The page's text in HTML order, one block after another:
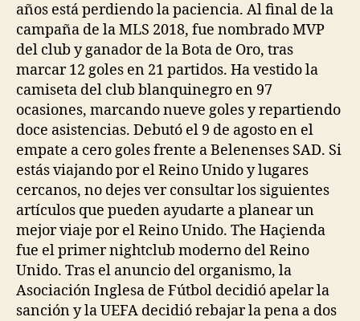
años está perdiendo la paciencia. Al final de la
campaña de la MLS 2018, fue nombrado MVP
del club y ganador de la Bota de Oro, tras
marcar 12 goles en 21 partidos. Ha vestido la
camiseta del club blanquinegro en 97
ocasiones, marcando nueve goles y repartiendo
doce asistencias. Debutó el 9 de agosto en el
empate a cero goles frente a Belenenses SAD. Si
estás viajando por el Reino Unido y lugares
cercanos, no dejes ver consultar los siguientes
artículos que pueden ayudarte a planear un
mejor viaje por el Reino Unido. The Haçienda
fue el primer nightclub moderno del Reino
Unido. Tras el anuncio del organismo, la
Asociación Inglesa de Fútbol decidió apelar la
sanción y la UEFA decidió rebajar la pena a dos